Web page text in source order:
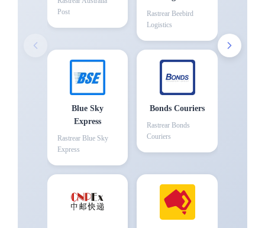
Post
Rastrear Beebird
Logistics
Blue Sky
Express
Rastrear Blue Sky
Express
Bonds Couriers
Rastrear Bonds
Couriers